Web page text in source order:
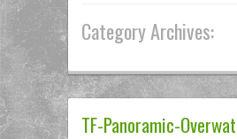
Category Archives:
TF-Panoramic-